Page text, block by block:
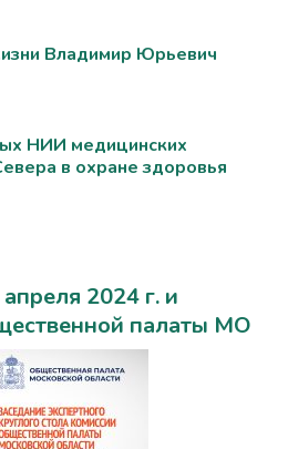
Владимир Юрьевич
НИИ медицинских
в охране здоровья
2024 г. и
палаты МО